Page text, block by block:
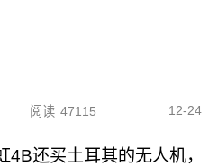
阅读 47115 12-24
4B还买土耳其的无人机，